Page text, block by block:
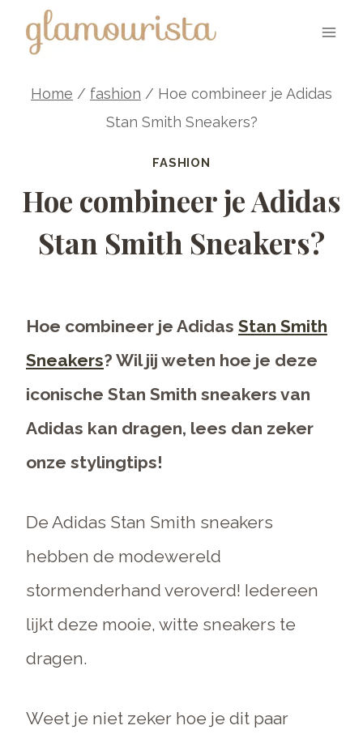
contentHome / fashion / Hoe combineer je Adidas
Stan Smith Sneakers?
FASHION
Hoe combineer je Adidas
Stan Smith Sneakers?
Hoe combineer je Adidas Stan Smith
Sneakers? Wil jij weten hoe je deze
iconische Stan Smith sneakers van
Adidas kan dragen, lees dan zeker
onze stylingtips!
De Adidas Stan Smith sneakers
hebben de modewereld
stormenderhand veroverd! Iedereen
lijkt deze mooie, witte sneakers te
dragen.
Weet je niet zeker hoe je dit paar